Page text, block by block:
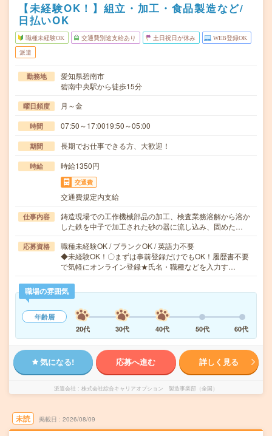
【未経験OK！】組立・加工・食品製造など/
日払いOK
職種未経験OK 交通費別途支給あり 土日祝日が休み WEB登録OK
派遣
勤務地
愛知県碧南市
碧南中央駅から徒歩15分
曜日頻度 月～金
時間 07:50～17:0019:50～05:00
期間 長期でお仕事できる方、大歓迎！
時給 時給1350円
交通費
交通費規定内支給
仕事内容
鋳造現場での工作機械部品の加工、検査業務溶解から溶か
した鉄を中子で加工された砂の器に流し込み、固めた…
応募資格
職種未経験OK / ブランクOK / 英語力不要
◆未経験OK！〇まずは事前登録だけでもOK！履歴書不要
で気軽にオンライン登録★氏名・職種などを入力す…
職場の雰囲気
年齢層
20代
30代 40代 50代 60代
気になる! 応募へ進む 詳しく見る
派遣会社 株式会社綜合キャリアオプション 製造事業部（全国）
未読 掲載日 2026/08/09